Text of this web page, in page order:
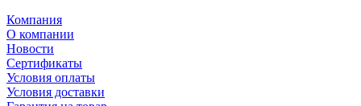
Компания
О компании
Новости
Сертификаты
Условия оплаты
Условия доставки